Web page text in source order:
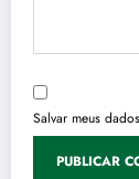
Salvar meus